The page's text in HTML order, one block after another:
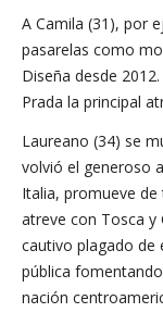
A Camila (31), por
pasarelas como
Diseña desde
Prada la principal
Laureano (34) se
volvió el generoso
Italia, promueve
atreve con Tosca y
cautivo plagado de
pública
nación